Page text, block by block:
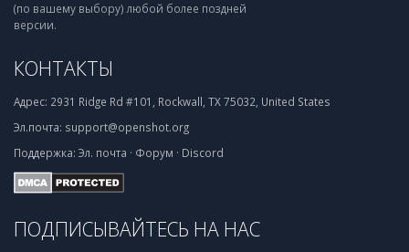
(по вашему выбору) любой более поздней
версии.
КОНТАКТЫ
Адрес: 2931 Ridge Rd #101, Rockwall, TX 75032, United States
Эл.почта: support@openshot.org
Поддержка: Эл. почта · Форум · Discord
ПОДПИСЫВАЙТЕСЬ НА НАС